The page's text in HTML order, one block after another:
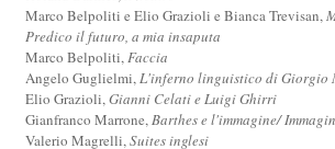
Marco Belpoliti e Elio Grazioli e Bianca Trevisan,
Predico il futuro, a mia insaputa
Marco Belpoliti,Faccia
Angelo Guglielmi,L'inferno linguistico di Giorgio
Elio Grazioli,Gianni Celati e Luigi Ghirri
Gianfranco Marrone,Barthes e l'immagine/
Valerio Magrelli,Suites inglesi